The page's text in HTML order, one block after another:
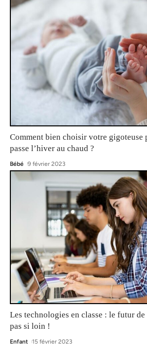
Comment bien choisir votre gigoteuse
passe l’hiver au chaud ?
Bébé 9 février 2023
Les technologies en classe : le futur de
pas si loin !
Enfant 15 février 2023